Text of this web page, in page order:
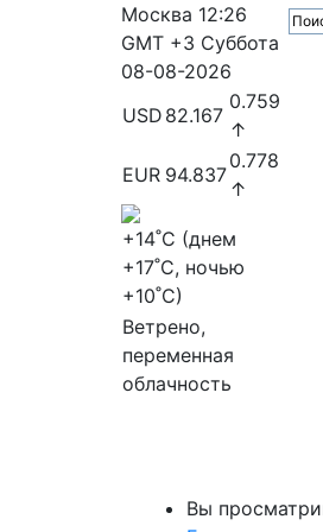
Москва 12:26
GMT +3 Суббота
08-08-2026
USD 82.167
0.759
↑
EUR 94.837
0.778
↑
+14˚C (днем
+17˚C, ночью
+10˚C)
Ветрено,
переменная
облачность
Вы